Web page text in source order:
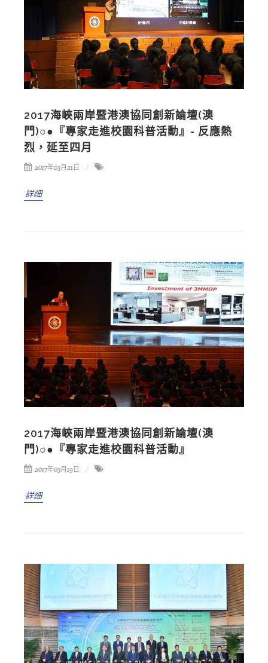
2017海峽兩岸暨港澳協同創新論壇(澳
門)○●『專家走進校園科普活動』- 反應熱
烈，延至四月
2017年03月21日
詳細
2017海峽兩岸暨港澳協同創新論壇(澳
門)○●『專家走進校園科普活動』
2017年03月19日
詳細